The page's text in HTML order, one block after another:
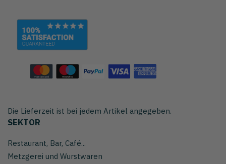
Die Lieferzeit ist bei jedem Artikel angegeben.
SEKTOR
Restaurant, Bar, Café...
Metzgerei und Wurstwaren